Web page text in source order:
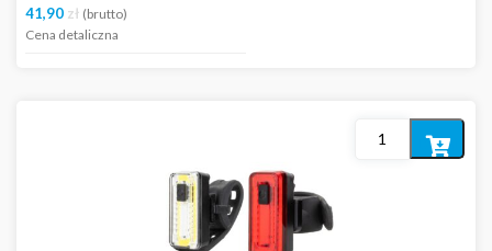
41,90 zł (brutto)
Cena detaliczna
Dodaj